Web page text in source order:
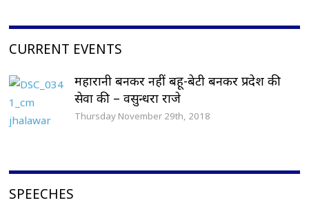
CURRENT EVENTS
महारानी बनकर नहीं बहू-बेटी बनकर प्रदेश की
सेवा की – वसुन्धरा राजे
Thursday November 29th, 2018
SPEECHES